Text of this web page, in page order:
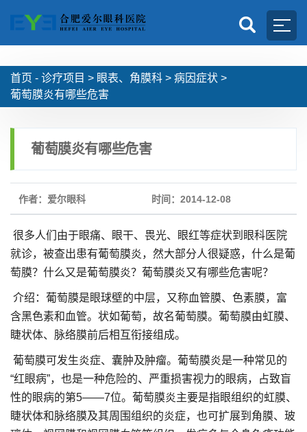
首页 - 诊疗项目 > 眼表、角膜科 > 病因症状 >
葡萄膜炎有哪些危害
葡萄膜炎有哪些危害
作者：爱尔眼科 时间：2014-12-08
很多人们由于眼痛、眼干、畏光、眼红等症状到眼科医院
就诊，被查出患有葡萄膜炎，然大部分人很疑惑，什么是葡
萄膜？什么又是葡萄膜炎？葡萄膜炎又有哪些危害呢？
介绍：葡萄膜是眼球壁的中层，又称血管膜、色素膜，富
含黑色素和血管。状如葡萄，故名葡萄膜。葡萄膜由虹膜、
睫状体、脉络膜前后相互衔接组成。
葡萄膜可发生炎症、囊肿及肿瘤。葡萄膜炎是一种常见的
“红眼病”，也是一种危险的、严重损害视力的眼病，占致盲
性的眼病的第5——7位。葡萄膜炎主要是指眼组织的虹膜、
睫状体和脉络膜及其周围组织的炎症，也可扩展到角膜、玻